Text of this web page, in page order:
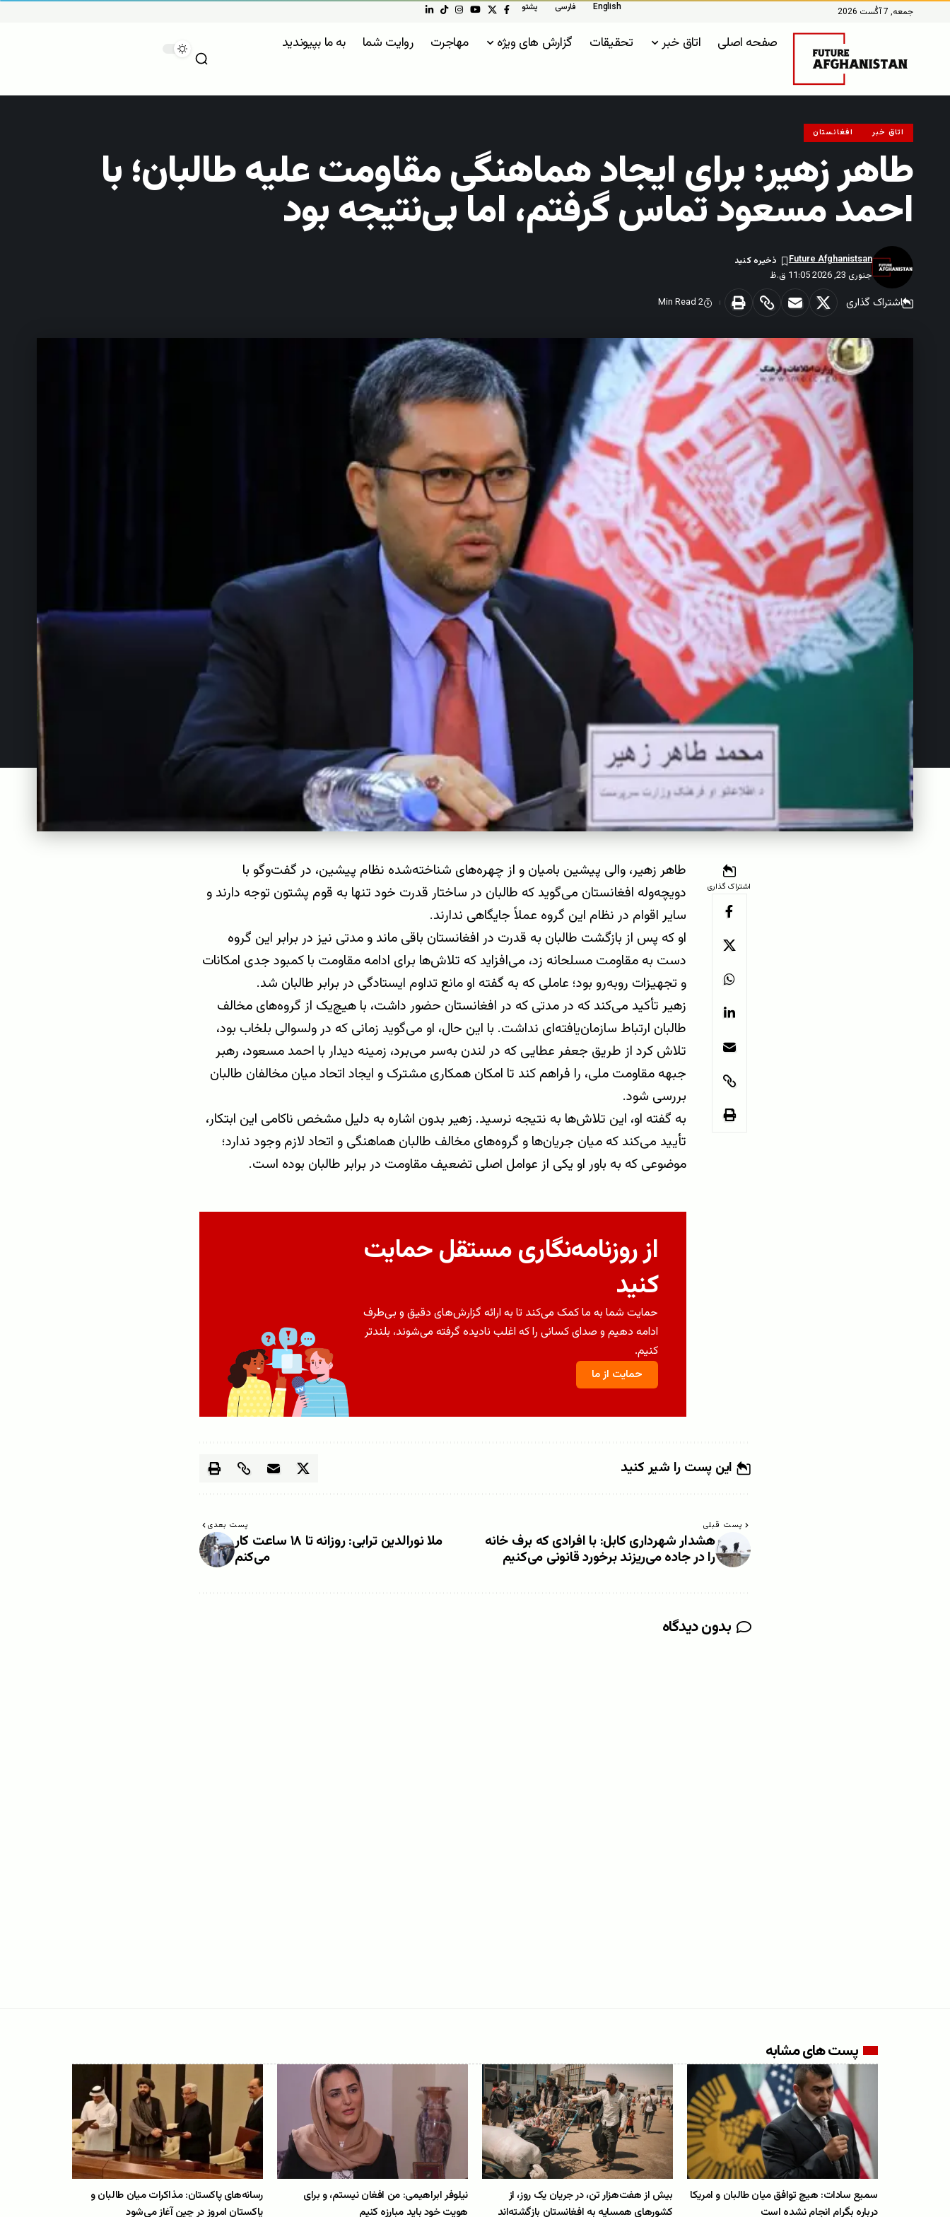
جمعه, 7 آگُست 2026 English فارسی پشتو
صفحه اصلی اتاق خبر تحقیقات گزارش های ویژه مهاجرت روایت شما به ما بپیوندید
اتاق خبر افغانستان
طاهر زهیر: برای ایجاد هماهنگی مقاومت علیه طالبان؛ با
احمد مسعود تماس گرفتم، اما بی‌نتیجه بود
جنوری 23, 2026 11:05 ق.ظ
Future Afghanistsan
اشتراک گذاری 2 Min Read
اشتراک گذاری
طاهر زهیر، والی پیشین بامیان و از چهره‌های شناخته‌شده نظام پیشین، در گفت‌وگو با
دویچه‌وله افغانستان می‌گوید که طالبان در ساختار قدرت خود تنها به قوم پشتون توجه دارند و
سایر اقوام در نظام این گروه عملاً جایگاهی ندارند.
او که پس از بازگشت طالبان به قدرت در افغانستان باقی ماند و مدتی نیز در برابر این گروه
دست به مقاومت مسلحانه زد، می‌افزاید که تلاش‌ها برای ادامه مقاومت با کمبود جدی امکانات
و تجهیزات روبه‌رو بود؛ عاملی که به گفته او مانع تداوم ایستادگی در برابر طالبان شد.
زهیر تأکید می‌کند که در مدتی که در افغانستان حضور داشت، با هیچ‌یک از گروه‌های مخالف
طالبان ارتباط سازمان‌یافته‌ای نداشت. با این حال، او می‌گوید زمانی که در ولسوالی بلخاب بود،
تلاش کرد از طریق جعفر عطایی که در لندن به‌سر می‌برد، زمینه دیدار با احمد مسعود، رهبر
جبهه مقاومت ملی، را فراهم کند تا امکان همکاری مشترک و ایجاد اتحاد میان مخالفان طالبان
بررسی شود.
به گفته او، این تلاش‌ها به نتیجه نرسید. زهیر بدون اشاره به دلیل مشخص ناکامی این ابتکار،
تأیید می‌کند که میان جریان‌ها و گروه‌های مخالف طالبان هماهنگی و اتحاد لازم وجود ندارد؛
موضوعی که به باور او یکی از عوامل اصلی تضعیف مقاومت در برابر طالبان بوده است.
از روزنامه‌نگاری مستقل حمایت
کنید
حمایت شما به ما کمک می‌کند تا به ارائه گزارش‌های دقیق و بی‌طرف
ادامه دهیم و صدای کسانی را که اغلب نادیده گرفته می‌شوند، بلندتر
کنیم.
حمایت از ما
این پست را شیر کنید
پست قبلی
هشدار شهرداری کابل: با افرادی که برف خانه
را در جاده می‌ریزند برخورد قانونی می‌کنیم
پست بعدی
ملا نورالدین ترابی: روزانه تا ۱۸ ساعت کار
می‌کنم
بدون دیدگاه
پست های مشابه
سمیع سادات: هیچ توافق میان طالبان و امریکا
درباره بگرام انجام نشده است
بیش از هفت‌هزار تن، در جریان یک روز، از
کشورهای همسایه به افغانستان بازگشته‌اند
نیلوفر ابراهیمی: من افغان نیستم، و برای
هویت خود باید مبارزه کنیم
رسانه‌های پاکستان: مذاکرات میان طالبان و
پاکستان امروز در چین آغاز می‌شود